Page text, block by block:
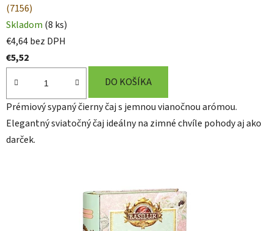
(7156)
Skladom (8 ks)
€4,64 bez DPH
€5,52
DO KOŠÍKA
Prémiový sypaný čierny čaj s jemnou vianočnou arómou.
Elegantný sviatočný čaj ideálny na zimné chvíle pohody aj ako
darček.